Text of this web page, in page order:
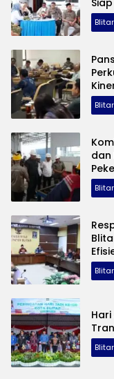
Blitar
Blitar
dan
Blitar
Blitar
Blitar